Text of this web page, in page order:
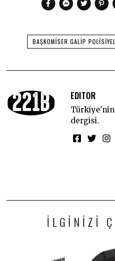
BAŞKOMISER GALIP
EDITOR
dergisi.
İLGINIZI